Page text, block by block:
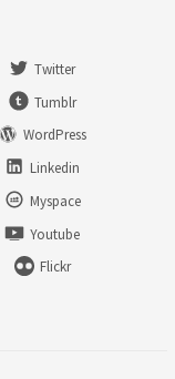
Twitter
Tumblr
WordPress
Linkedin
Myspace
Youtube
Flickr